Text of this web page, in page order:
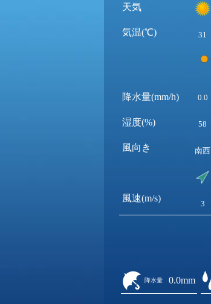
天気
気温(℃)
降水量(mm/h)
湿度(%)
風向き
風速(m/s)
31
0.0
58
南西
3
降水量 0.0mm